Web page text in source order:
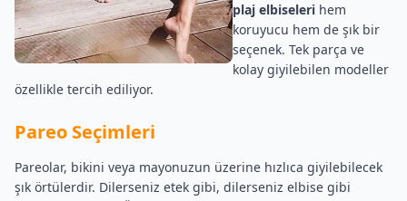
plaj elbiseleri hem
koruyucu hem de şık bir
seçenek. Tek parça ve
kolay giyilebilen modeller
özellikle tercih ediliyor.
Pareo Seçimleri
Pareolar, bikini veya mayonuzun üzerine hızlıca giyilebilecek
şık örtülerdir. Dilerseniz etek gibi, dilerseniz elbise gibi